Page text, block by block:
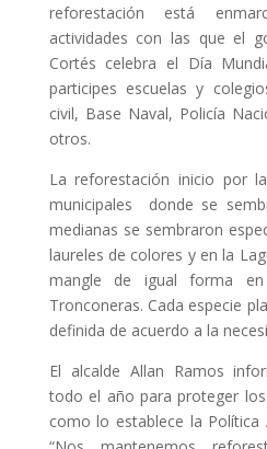
reforestación está
actividades con las que el
Cortés celebra el Día
participes escuelas y
civil, Base Naval, Policía
otros.
La reforestación inicio por
municipales donde se
medianas se sembraron
laureles de colores y en la
mangle de igual forma
Tronconeras. Cada especie
definida de acuerdo a la
El alcalde Allan Ramos
todo el año para proteger
como lo establece la Política